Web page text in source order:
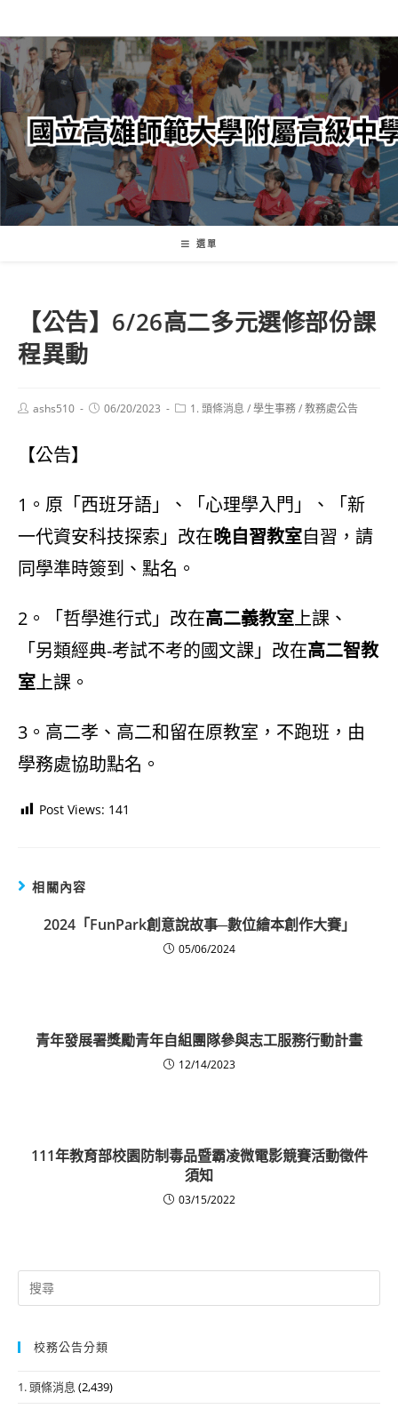
轉
至
主
內
容
選單
【公告】6/26高二多元選修部份課
程異動
Postashs510
Post06/20/2023
Post1. 頭條消息 /學生事務/教務處公告
【公告】
1。原「西班牙語」、「心理學入門」、「新
一代資安科技探索」改在晚自習教室自習，請
同學準時簽到、點名。
2。「哲學進行式」改在高二義教室上課、
「另類經典-考試不考的國文課」改在高二智教
室上課。
3。高二孝、高二和留在原教室，不跑班，由
學務處協助點名。
Post Views: 141
相關內容
2024「FunPark創意說故事─數位繪本創作大賽」
05/06/2024
青年發展署獎勵青年自組團隊參與志工服務行動計畫
12/14/2023
111年教育部校園防制毒品暨霸凌微電影競賽活動徵件
須知
03/15/2022
Search
for:
校務公告分類
1. 頭條消息 (2,439)